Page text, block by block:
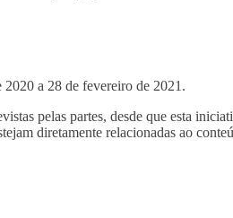
a 28 de fevereiro de 2021.
pelas partes, desde que esta
diretamente relacionadas ao